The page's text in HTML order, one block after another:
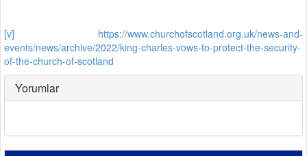
[v]
https://www.churchofscotland.org.uk/news-and-
events/news/archive/2022/king-charles-vows-to-protect-the-security-
of-the-church-of-scotland
Yorumlar